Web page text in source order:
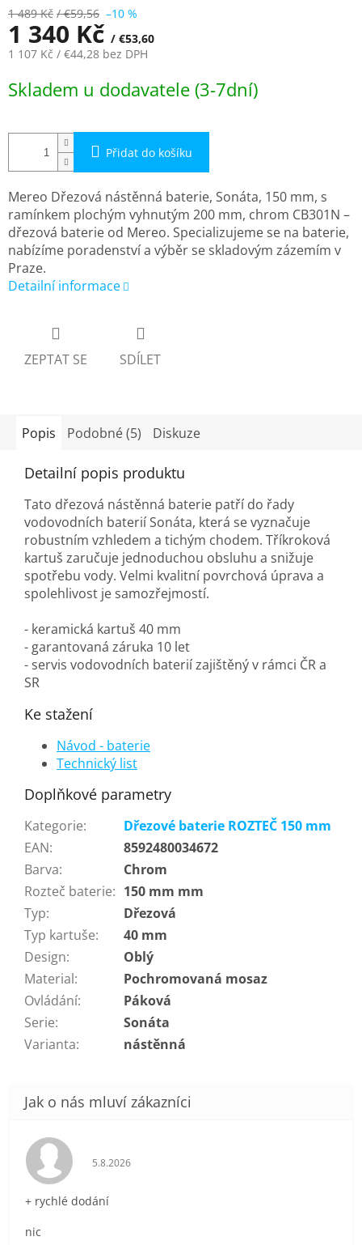
1 489 Kč / €59,56 –10 %
1 340 Kč / €53,60
1 107 Kč / €44,28 bez DPH
cena:
Skladem u dodavatele (3-7dní)
Přidat do košíku
Mereo Dřezová nástěnná baterie, Sonáta, 150 mm, s
ramínkem plochým vyhnutým 200 mm, chrom CB301N –
dřezová baterie od Mereo. Specializujeme se na baterie,
nabízíme poradenství a výběr se skladovým zázemím v
Praze.
Detailní informace
ZEPTAT SE SDÍLET
Popis Podobné (5) Diskuze
Detailní popis produktu
Tato dřezová nástěnná baterie patří do řady
vodovodních baterií Sonáta, která se vyznačuje
robustním vzhledem a tichým chodem. Tříkroková
kartuš zaručuje jednoduchou obsluhu a snižuje
spotřebu vody. Velmi kvalitní povrchová úprava a
spolehlivost je samozřejmostí.
- keramická kartuš 40 mm
- garantovaná záruka 10 let
- servis vodovodních baterií zajištěný v rámci ČR a
SR
Ke stažení
Návod - baterie
Technický list
Doplňkové parametry
Kategorie:
Dřezové baterie ROZTEČ 150 mm
EAN:
8592480034672
Barva:
Chrom
Rozteč baterie: 150 mm mm
Typ:
Dřezová
Typ kartuše:
40 mm
Design:
Oblý
Material:
Pochromovaná mosaz
Ovládání:
Páková
Serie:
Sonáta
Varianta: nástěnná
Hodnocení obchodu je 5 z 5 hvězdiček.
5.8.2026
+ rychlé dodání
nic